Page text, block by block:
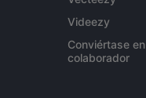
Videezy
Conviértase en
colaborador